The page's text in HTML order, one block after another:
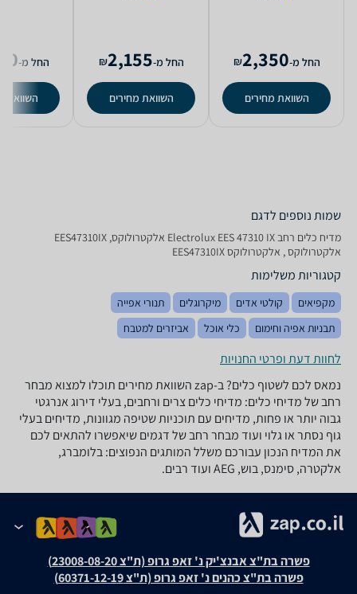
החל מ-2,350
₪
השוואת מחירים
החל מ-2,155
₪
השוואת מחירים
החל מ-
השוואת
שמות נוספים לדגם
מדיח כלים ‏רחב Electrolux EES 47310 IX אלקטרולוקס, EES47310IX
אלקטרולוקס , אלקטרולוקס EES47310IX
קטגוריות משלימות
מקפיאים קולטי אדים מיקרוגלים
תנורי אפייה
תבניות אפיה וחימום
כלי אוכל אביזרים למטבח
לחוות דעת ופרטי החנויות
נמאס לכם לשטוף כלים? ב-zap השוואת מחירים תוכלו למצוא מבחר
רחב של מדיחי כלים: מדיחי כלים צרים ורחבים, בעלי דירוג אנרגטי
גבוה יותר או פחות, מדיחים עם תוכניות שטיפה מגוונות, מדיחים בעלי
גוף נסתר או גלוי ועוד מבחר רחב של דגמים שיאפשרו להתאים לכם
את המדיח הנכון עבורכם משלל המותגים הנפוצים: בלומברג,
אלקטרה, סימנס, בוש, AEG ועוד רבים.
פשרה בת"צ אבנצ'יק נ' זאפ גרופ (ת"צ 23008-08-20)
פשרה בת"צ כהנים נ' זאפ גרופ (ת"צ 60371-12-19)